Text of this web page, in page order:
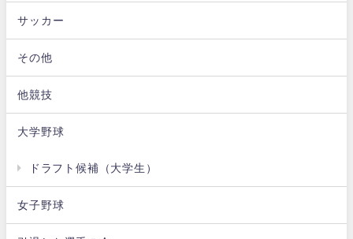
サッカー
その他
他競技
大学野球
ドラフト候補（大学生）
女子野球